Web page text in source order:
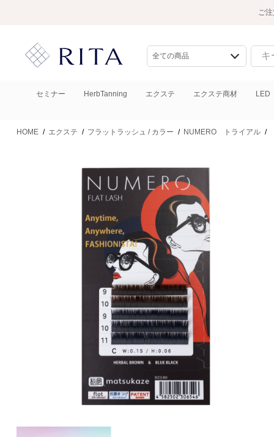
ご
セミナー HerbTanning エクステ エクステ商材 LED
HOME / エクステ / フラットラッシュ / カラー / NUMERO トライアル /